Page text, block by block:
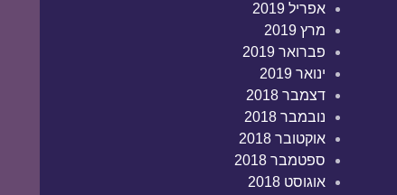
אפריל 2019
מרץ 2019
פברואר 2019
ינואר 2019
דצמבר 2018
נובמבר 2018
אוקטובר 2018
ספטמבר 2018
אוגוסט 2018